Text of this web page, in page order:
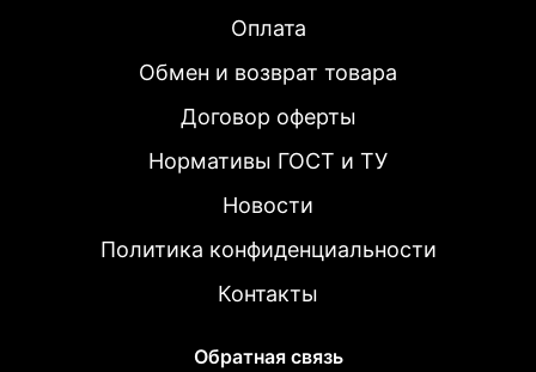
Оплата
Обмен и возврат товара
Договор оферты
Нормативы ГОСТ и ТУ
Новости
Политика конфиденциальности
Контакты
Обратная связь